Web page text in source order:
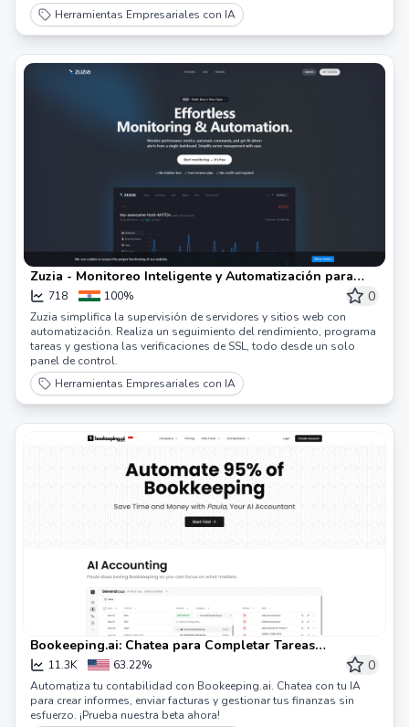
Herramientas Empresariales con IA
Zuzia - Monitoreo Inteligente y Automatización para
Servidores y Sitios Web
718 100% 0
Zuzia simplifica la supervisión de servidores y sitios web con
automatización. Realiza un seguimiento del rendimiento, programa
tareas y gestiona las verificaciones de SSL, todo desde un solo
panel de control.
Herramientas Empresariales con IA
Bookeeping.ai: Chatea para Completar Tareas
Financieras | Contador AI
11.3K 63.22% 0
Automatiza tu contabilidad con Bookeeping.ai. Chatea con tu IA
para crear informes, enviar facturas y gestionar tus finanzas sin
esfuerzo. ¡Prueba nuestra beta ahora!